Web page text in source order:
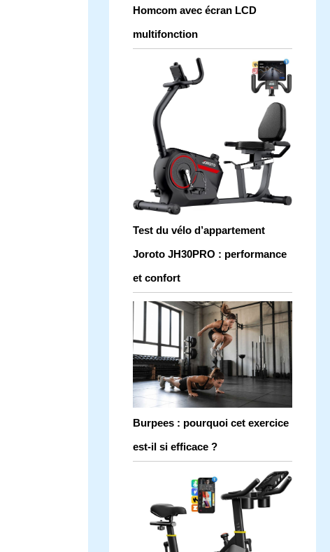
Homcom avec écran LCD
multifonction
Test du vélo d’appartement
Joroto JH30PRO : performance
et confort
Burpees : pourquoi cet exercice
est-il si efficace ?